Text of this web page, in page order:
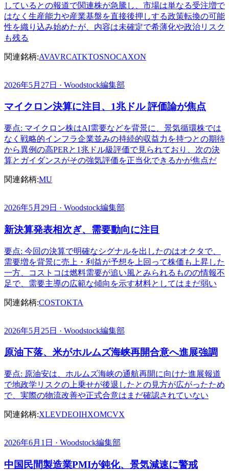
しているとの報道で関連株が急騰し、市場は単なる受注増で
はなく生産能力や産業基盤を直接後押しする政策転換の可能
性を織り込み始めたが、内容は未確定で希薄化や政治リスク
も残る
関連銘柄:AVAVRCATKTOSNOCAXON
2026年5月27日 · Woodstock編集部
マイクロン決算に注目、1兆ドル 評価論が焦点
要点: マイクロン株はAI需要などを背景に、景気循環株では
なく戦略的インフラ企業並みの持続的収益力を持つとの期待
から異例の高PERと1兆ドル級評価で見られており、次の決
算とガイダンスがその強気評価を正当化できるかが焦点だ
関連銘柄:MU
2026年5月29日 · Woodstock編集部
新決算発表相次ぎ、需要動向に注目
要点: 今回の決算で明確なシグナルを出したのはオクタで、
需要増を背景に売上・利益が予想を上回って株価も上昇した
一方、コストコは燃料需要が追い風とみられるものの情報不
足で、需要主導の広範な傾向を示す材料としてはまだ弱い
関連銘柄:COSTOKTA
2026年5月25日 · Woodstock編集部
原油下落、米がホルムズ海峡再開合意へ進展強調
要点: 原油安は、ホルムズ海峡の通航再開に向けた進展報道
で地政学リスクの上乗せが後退したとの見方が広がったため
で、実際の物流改善や正式合意はまだ確認されていない
関連銘柄:XLEVDEOIHXOMCVX
2026年6月1日 · Woodstock編集部
中国民間製造業PMIが鈍化、景気減速に警戒